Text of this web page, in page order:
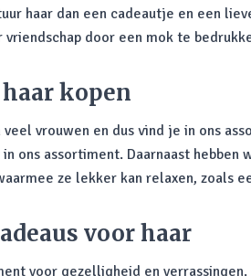
haar dan een cadeautje en een
vriendschap door een mok te
kopen
vrouwen en dus vind je in ons
ons assortiment. Daarnaast
ze lekker kan relaxen, zoals
voor haar
voor gezelligheid en